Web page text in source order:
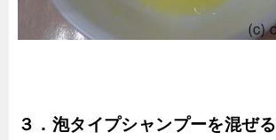
３．泡タイプシャンプーを混ぜる